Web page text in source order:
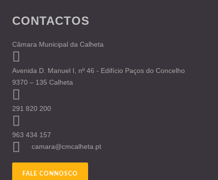
CONTACTOS
Câmara Municipal da Calheta
Avenida D. Manuel I, nº 46 - Edifício Paços do Concelho
9370 – 135 Calheta
291 820 200
963 434 157
camara@cmcalheta.pt
FALE CONNOSCO